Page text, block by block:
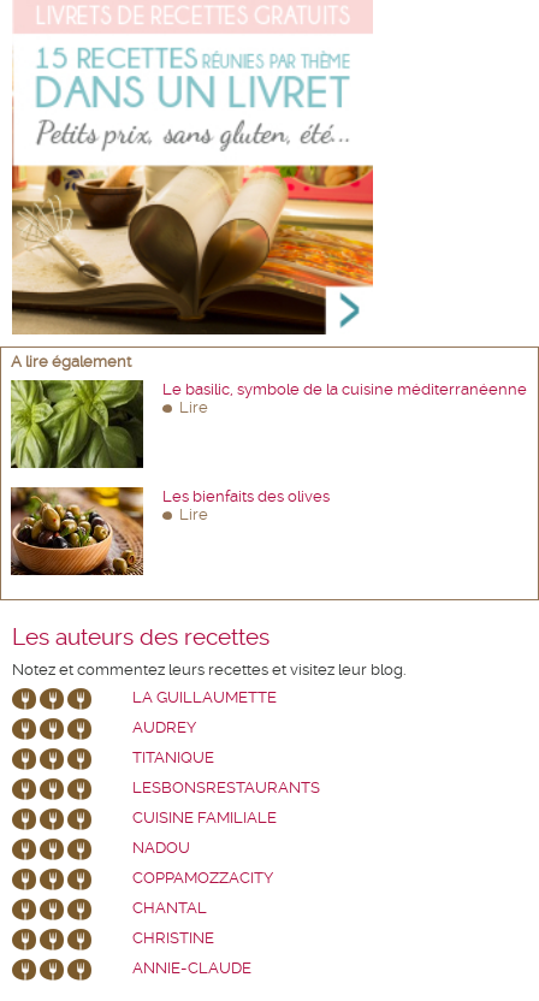
A lire également
Le basilic, symbole de la cuisine méditerranéenne
Lire
Les bienfaits des olives
Lire
Les auteurs des recettes
Notez et commentez leurs recettes et visitez leur blog.
LA GUILLAUMETTE
AUDREY
TITANIQUE
LESBONSRESTAURANTS
CUISINE FAMILIALE
NADOU
COPPAMOZZACITY
CHANTAL
CHRISTINE
ANNIE-CLAUDE